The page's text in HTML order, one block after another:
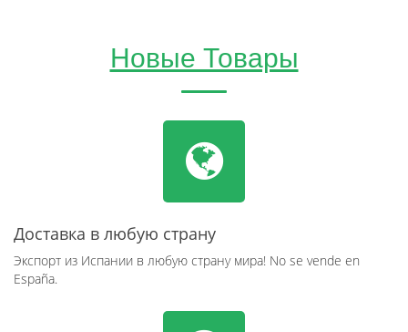
Новые Товары
Доставка в любую страну
Экспорт из Испании в любую страну мира! No se vende en
España.